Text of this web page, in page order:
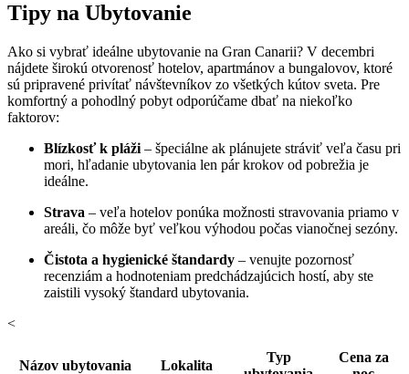
Tipy na Ubytovanie
Ako si vybrať ideálne ubytovanie na Gran Canarii? V decembri
nájdete širokú otvorenosť hotelov, apartmánov a bungalovov, ktoré
sú pripravené privítať návštevníkov zo všetkých kútov sveta. Pre
komfortný a pohodlný pobyt odporúčame dbať na niekoľko
faktorov:
Blízkosť k pláži – špeciálne ak plánujete stráviť veľa času pri
mori, hľadanie ubytovania len pár krokov od pobrežia je
ideálne.
Strava – veľa hotelov ponúka možnosti stravovania priamo v
areáli, čo môže byť veľkou výhodou počas vianočnej sezóny.
Čistota a hygienické štandardy – venujte pozornosť
recenziám a hodnoteniam predchádzajúcich hostí, aby ste
zaistili vysoký štandard ubytovania.
<
Názov ubytovania Lokalita
Typ
Cena za